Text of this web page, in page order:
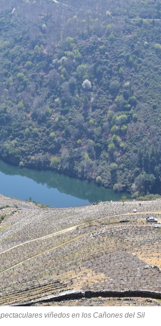
viñedos en los Cañones del Sil